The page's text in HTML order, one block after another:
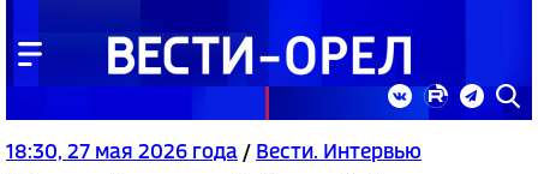
18:30, 27 мая 2026 года / Вести. Интервью